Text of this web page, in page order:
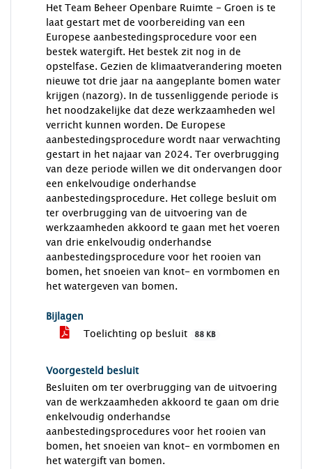
Het Team Beheer Openbare Ruimte - Groen is te
laat gestart met de voorbereiding van een
Europese aanbestedingsprocedure voor een
bestek watergift. Het bestek zit nog in de
opstelfase. Gezien de klimaatverandering moeten
nieuwe tot drie jaar na aangeplante bomen water
krijgen (nazorg). In de tussenliggende periode is
het noodzakelijke dat deze werkzaamheden wel
verricht kunnen worden. De Europese
aanbestedingsprocedure wordt naar verwachting
gestart in het najaar van 2024. Ter overbrugging
van deze periode willen we dit ondervangen door
een enkelvoudige onderhandse
aanbestedingsprocedure. Het college besluit om
ter overbrugging van de uitvoering van de
werkzaamheden akkoord te gaan met het voeren
van drie enkelvoudig onderhandse
aanbestedingsprocedure voor het rooien van
bomen, het snoeien van knot- en vormbomen en
het watergeven van bomen.
Bijlagen
Toelichting op besluit
88 KB
Voorgesteld besluit
Besluiten om ter overbrugging van de uitvoering
van de werkzaamheden akkoord te gaan om drie
enkelvoudig onderhandse
aanbestedingsprocedures voor het rooien van
bomen, het snoeien van knot- en vormbomen en
het watergift van bomen.